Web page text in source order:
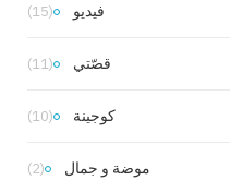
فيديو (15)
قصّتي (11)
كوجينة (10)
موضة و جمال (2)